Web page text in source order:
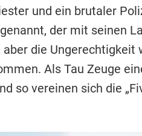
und ein brutaler
der mit seinen
die
Als Tau Zeuge
so vereinen sich die